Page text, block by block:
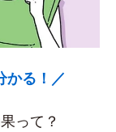
かる！／
って？